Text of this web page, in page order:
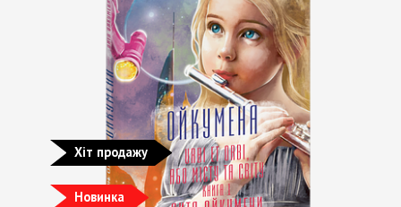
Новинка
Хіт продажу